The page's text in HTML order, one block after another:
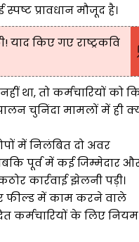
प्रावधान मौजूद है।
याद किए गए राष्ट्रकवि
था, तो कर्मचारियों को
चुनिंदा मामलों में ही
में निलंबित दो अवर
पूर्व में कई जिम्मेदार
कार्रवाई झेलनी पड़ी।
फील्ड में काम करने वाले
कर्मचारियों के लिए नियम